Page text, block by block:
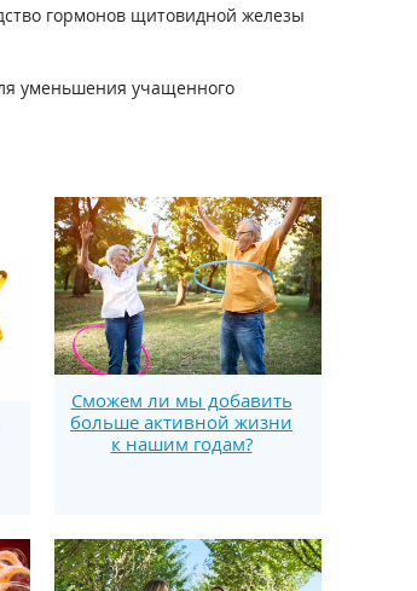
гормонов щитовидной железы
уменьшения учащенного
Сможем ли мы добавить
больше активной жизни
к нашим годам?